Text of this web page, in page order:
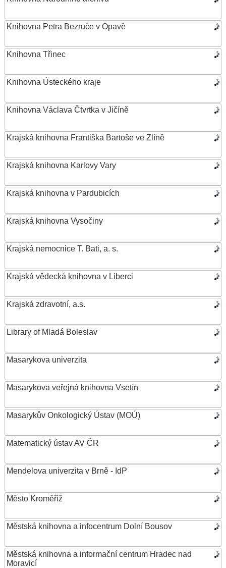
Knihovna Petra Bezruče v Opavě
Knihovna Třinec
Knihovna Ústeckého kraje
Knihovna Václava Čtvrtka v Jičíně
Krajská knihovna Františka Bartoše ve Zlíně
Krajská knihovna Karlovy Vary
Krajská knihovna v Pardubicích
Krajská knihovna Vysočiny
Krajská nemocnice T. Bati, a. s.
Krajská vědecká knihovna v Liberci
Krajská zdravotní, a.s.
Library of Mladá Boleslav
Masarykova univerzita
Masarykova veřejná knihovna Vsetín
Masarykův Onkologický Ústav (MOÚ)
Matematický ústav AV ČR
Mendelova univerzita v Brně - IdP
Město Kroměříž
Městská knihovna a infocentrum Dolní Bousov
Městská knihovna a informační centrum Hradec nad
Moravicí